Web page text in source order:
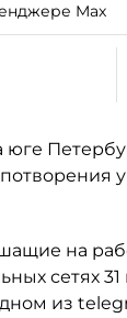
Max
на
сетях
из